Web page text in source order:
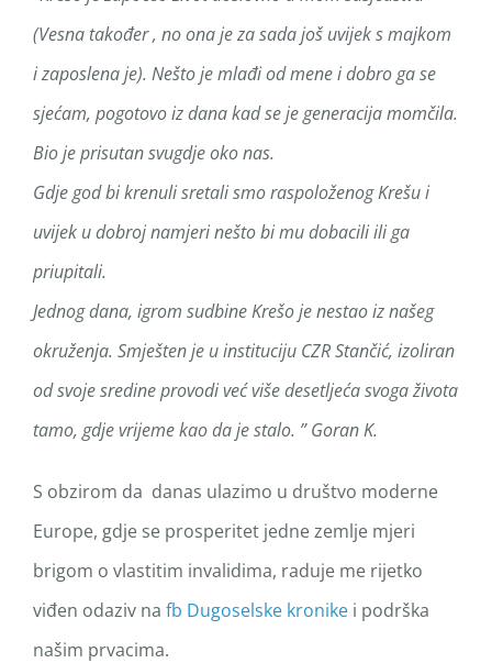
(Vesna također , no ona je za sada još uvijek s majkom
i zaposlena je). Nešto je mlađi od mene i dobro ga se
sjećam, pogotovo iz dana kad se je generacija momčila.
Bio je prisutan svugdje oko nas.
Gdje god bi krenuli sretali smo raspoloženog Krešu i
uvijek u dobroj namjeri nešto bi mu dobacili ili ga
priupitali.
Jednog dana, igrom sudbine Krešo je nestao iz našeg
okruženja. Smješten je u instituciju CZR Stančić, izoliran
od svoje sredine provodi već više desetljeća svoga života
tamo, gdje vrijeme kao da je stalo. ” Goran K.
S obzirom da danas ulazimo u društvo moderne
Europe, gdje se prosperitet jedne zemlje mjeri
brigom o vlastitim invalidima, raduje me rijetko
viđen odaziv na fb Dugoselske kronike i podrška
našim prvacima.